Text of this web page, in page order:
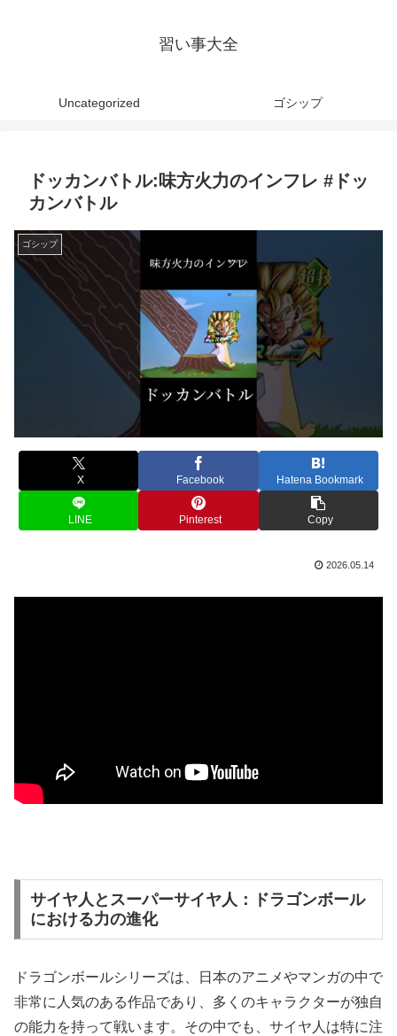
習い事大全
Uncategorized ゴシップ
ドッカンバトル:味方火力のインフレ #ドッ
カンバトル
ゴシップ
X Facebook Hatena Bookmark
LINE Pinterest Copy
2026.05.14
サイヤ人とスーパーサイヤ人：ドラゴンボール
における力の進化
ドラゴンボールシリーズは、日本のアニメやマンガの中で
非常に人気のある作品であり、多くのキャラクターが独自
の能力を持って戦います。その中でも、サイヤ人は特に注